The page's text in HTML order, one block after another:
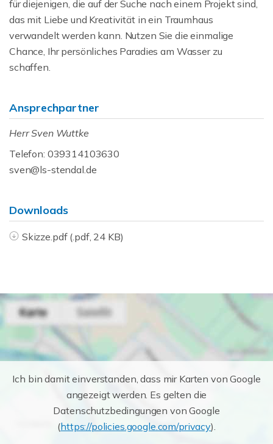
für diejenigen, die auf der Suche nach einem Projekt sind,
das mit Liebe und Kreativität in ein Traumhaus
verwandelt werden kann. Nutzen Sie die einmalige
Chance, Ihr persönliches Paradies am Wasser zu
schaffen.
Ansprechpartner
Herr Sven Wuttke
Telefon: 039314103630
sven@ls-stendal.de
Downloads
Skizze.pdf (.pdf, 24 KB)
Ich bin damit einverstanden, dass mir Karten von Google
angezeigt werden. Es gelten die
Datenschutzbedingungen von Google
(https://policies.google.com/privacy).